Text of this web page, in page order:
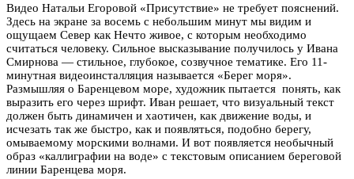
Видео Натальи Егоровой «Присутствие» не требует пояснений.
Здесь на экране за восемь с небольшим минут мы видим и
ощущаем Север как Нечто живое, с которым необходимо
считаться человеку. Сильное высказывание получилось у Ивана
Смирнова — стильное, глубокое, созвучное тематике. Его 11-
минутная видеоинсталляция называется «Берег моря».
Размышляя о Баренцевом море, художник пытается понять, как
выразить его через шрифт. Иван решает, что визуальный текст
должен быть динамичен и хаотичен, как движение воды, и
исчезать так же быстро, как и появляться, подобно берегу,
омываемому морскими волнами. И вот появляется необычный
образ «каллиграфии на воде» c текстовым описанием береговой
линии Баренцева моря.